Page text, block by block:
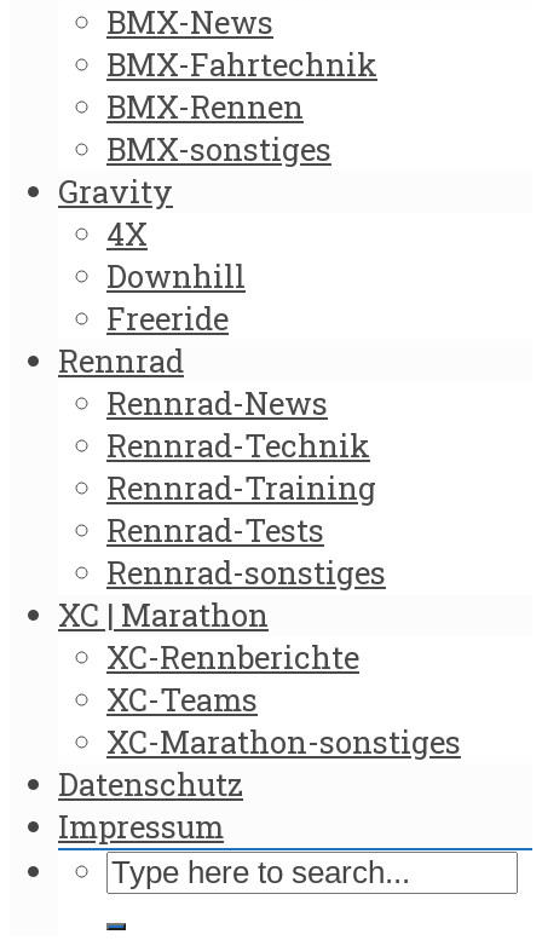
BMX-News
BMX-Fahrtechnik
BMX-Rennen
BMX-sonstiges
Gravity
4X
Downhill
Freeride
Rennrad
Rennrad-News
Rennrad-Technik
Rennrad-Training
Rennrad-Tests
Rennrad-sonstiges
XC | Marathon
XC-Rennberichte
XC-Teams
XC-Marathon-sonstiges
Datenschutz
Impressum